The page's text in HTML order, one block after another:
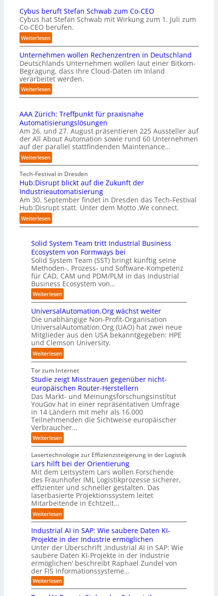
u
f
d
i
e
m
p
l
e
m
e
t
i
e
r
u
n
g
a
n
“
-
K
o
m
m
i
s
s
i
o
n
t
a
r
t
e
t
B
i
e
t
e
r
v
e
r
a
h
r
e
n
f
ü
r
d
e
n
G
i
g
a
c
t
o
r
y
-
A
u
b
a
u
Cybus beruft Stefan Schwab zum Co-CEO
Cybus hat Stefan Schwab mit Wirkung zum 1. Juli zum
Co-CEO berufen.
Weiterlesen:
C
y
b
u
s
e
u
f
t
S
t
e
f
n
S
c
h
w
a
b
u
m
C
o
-
C
E
O
Unternehmen wollen Rechenzentren in Deutschland
Deutschlands Unternehmen wollen laut einer Bitkom-
Begragung, dass ihre Cloud-Daten im Inland
verarbeitet werden.
Weiterlesen:
U
t
e
r
n
e
h
m
e
n
w
o
l
l
e
n
e
c
h
e
n
z
e
n
t
r
e
n
i
n
D
e
u
t
s
c
h
l
a
n
d
AAA Zürich: Treffpunkt für praxisnahe
Automatisierungslösungen
Am 26. und 27. August präsentieren 225 Aussteller auf
der All About Automation sowie rund 60 Unternehmen
auf der parallel stattfindenden Maintenance…
Weiterlesen:
A
A
A
Z
ü
r
i
c
:
T
r
e
f
f
p
u
k
t
f
ü
r
p
r
a
x
i
s
n
a
h
e
A
u
t
o
m
a
t
i
s
i
e
r
u
n
g
s
l
ö
s
Tech-Festival in Dresden
Hub:Disrupt blickt auf die Zukunft der
Industrieautomatisierung
Am 30. September findet in Dresden das Tech-Festival
Hub:Disrupt statt. Unter dem Motto ‚We connect.
Weiterlesen:
H
b
:
D
i
s
r
u
p
t
b
l
i
c
k
t
f
d
i
e
Z
u
k
u
f
t
d
e
r
I
n
d
u
s
t
r
i
e
a
u
t
Solid System Team tritt Industrial Business
Ecosystem von Formways bei
Solid System Team (SST) bringt künftig seine
Methoden-, Prozess- und Software-Kompetenz
für CAD, CAM und PDM/PLM in das Industrial
Business Ecosystem von…
Weiterlesen:
S
o
l
i
d
S
s
t
e
m
T
e
a
m
t
r
i
t
I
n
d
u
s
t
r
a
l
u
s
i
n
UniversalAutomation.Org wächst weiter
Die unabhängige Non-Profit-Organisation
UniversalAutomation.Org (UAO) hat zwei neue
Mitglieder aus den USA bekanntgegeben: HPE
und Clemson University.
Weiterlesen:
U
n
i
v
e
r
s
a
l
u
o
a
t
i
o
n
.
O
r
g
w
ä
c
h
s
Tor zum Internet
Studie zeigt Misstrauen gegenüber nicht-
europäischen Router-Herstellern
Das Markt- und Meinungsforschungsinstitut
YouGov hat in einer repräsentativen Umfrage
in 14 Ländern mit mehr als 16.000
Teilnehmenden die Sichtweise europäischer
Verbraucher…
Weiterlesen:
S
t
u
d
i
e
z
e
g
t
M
i
s
s
t
r
a
Lasertechnologie zur Effizienzsteigerung in der Logistik
Lars hilft bei der Orientierung
Mit dem Leitsystem Lars wollen Forschende
des Fraunhofer IML Logistikprozesse sicherer,
effizienter und schneller gestalten. Das
laserbasierte Projektionssystem leitet
Mitarbeitende in Echtzeit…
Weiterlesen:
L
a
r
s
h
i
l
f
t
Industrial AI in SAP: Wie saubere Daten KI-
Projekte in der Industrie ermöglichen
Unter der Überschrift ‚Industrial AI in SAP: Wie
saubere Daten KI-Projekte in der Industrie
ermöglichen‘ beschreibt Raphael Zundel von
der FIS Informationssysteme…
Weiterlesen:
I
n